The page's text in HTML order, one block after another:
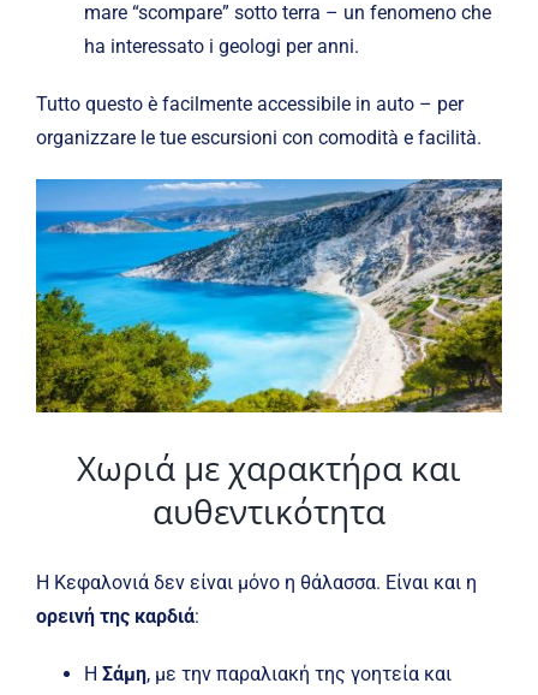
mare “scompare” sotto terra – un fenomeno che
ha interessato i geologi per anni.
Tutto questo è facilmente accessibile in auto – per
organizzare le tue escursioni con comodità e facilità.
Χωριά με χαρακτήρα και
αυθεντικότητα
Η Κεφαλονιά δεν είναι μόνο η θάλασσα. Είναι και η
ορεινή της καρδιά:
Η Σάμη, με την παραλιακή της γοητεία και